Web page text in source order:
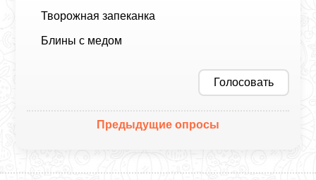
Творожная запеканка
Блины с медом
Голосовать
Предыдущие опросы